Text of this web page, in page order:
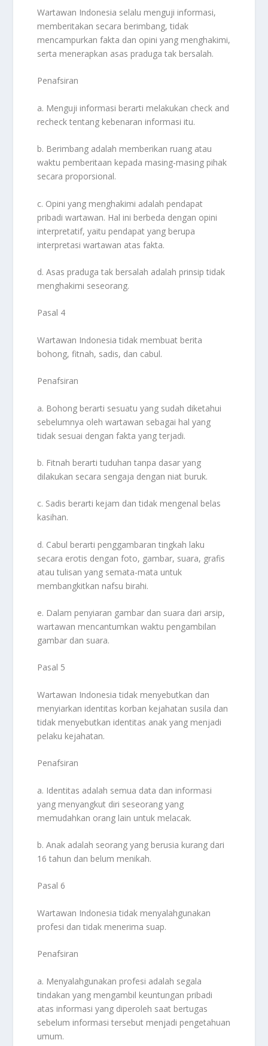
Wartawan Indonesia selalu menguji informasi,
memberitakan secara berimbang, tidak
mencampurkan fakta dan opini yang menghakimi,
serta menerapkan asas praduga tak bersalah.
Penafsiran
a. Menguji informasi berarti melakukan check and
recheck tentang kebenaran informasi itu.
b. Berimbang adalah memberikan ruang atau
waktu pemberitaan kepada masing-masing pihak
secara proporsional.
c. Opini yang menghakimi adalah pendapat
pribadi wartawan. Hal ini berbeda dengan opini
interpretatif, yaitu pendapat yang berupa
interpretasi wartawan atas fakta.
d. Asas praduga tak bersalah adalah prinsip tidak
menghakimi seseorang.
Pasal 4
Wartawan Indonesia tidak membuat berita
bohong, fitnah, sadis, dan cabul.
Penafsiran
a. Bohong berarti sesuatu yang sudah diketahui
sebelumnya oleh wartawan sebagai hal yang
tidak sesuai dengan fakta yang terjadi.
b. Fitnah berarti tuduhan tanpa dasar yang
dilakukan secara sengaja dengan niat buruk.
c. Sadis berarti kejam dan tidak mengenal belas
kasihan.
d. Cabul berarti penggambaran tingkah laku
secara erotis dengan foto, gambar, suara, grafis
atau tulisan yang semata-mata untuk
membangkitkan nafsu birahi.
e. Dalam penyiaran gambar dan suara dari arsip,
wartawan mencantumkan waktu pengambilan
gambar dan suara.
Pasal 5
Wartawan Indonesia tidak menyebutkan dan
menyiarkan identitas korban kejahatan susila dan
tidak menyebutkan identitas anak yang menjadi
pelaku kejahatan.
Penafsiran
a. Identitas adalah semua data dan informasi
yang menyangkut diri seseorang yang
memudahkan orang lain untuk melacak.
b. Anak adalah seorang yang berusia kurang dari
16 tahun dan belum menikah.
Pasal 6
Wartawan Indonesia tidak menyalahgunakan
profesi dan tidak menerima suap.
Penafsiran
a. Menyalahgunakan profesi adalah segala
tindakan yang mengambil keuntungan pribadi
atas informasi yang diperoleh saat bertugas
sebelum informasi tersebut menjadi pengetahuan
umum.